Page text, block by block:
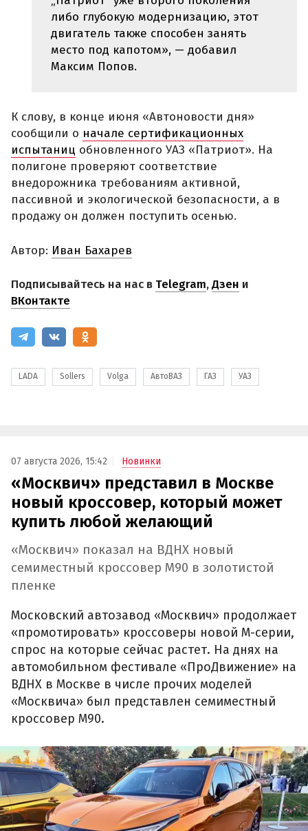
либо глубокую модернизацию, этот
двигатель также способен занять
место под капотом», — добавил
Максим Попов.
К слову, в конце июня «Автоновости дня»
сообщили о начале сертификационных
испытаниц обновленного УАЗ «Патриот». На
полигоне проверяют соответствие
внедорожника требованиям активной,
пассивной и экологической безопасности, а в
продажу он должен поступить осенью.
Автор: Иван Бахарев
Подписывайтесь на нас в Telegram,Дзен и
ВКонтакте
LADA Sollers Volga АвтоВАЗ ГАЗ УАЗ
07 августа 2026, 15:42 Новинки
«Москвич» представил в Москве
новый кроссовер, который может
купить любой желающий
«Москвич» показал на ВДНХ новый
семиместный кроссовер М90 в золотистой
пленке
Московский автозавод «Москвич» продолжает
«промотировать» кроссоверы новой М-серии,
спрос на которые сейчас растет. На днях на
автомобильном фестивале «ПроДвижение» на
ВДНХ в Москве в числе прочих моделей
«Москвича» был представлен семиместный
кроссовер М90.